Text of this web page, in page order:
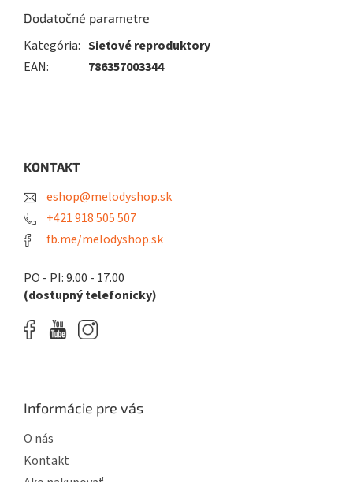
Dodatočné parametre
Kategória: Sieťové reproduktory
EAN: 786357003344
KONTAKT
eshop@melodyshop.sk
+421 918 505 507
fb.me/melodyshop.sk
PO - PI: 9.00 - 17.00
(dostupný telefonicky)
Informácie pre vás
O nás
Kontakt